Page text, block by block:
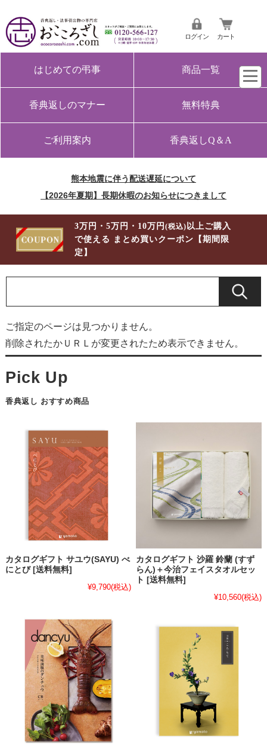
ログイン カート
はじめての弔事 商品一覧
香典返しのマナー 無料特典
ご利用案内 香典返しQ＆A
熊本地震に伴う配送遅延について
【2026年夏期】長期休暇のお知らせにつきまして
3万円・5万円・10万円(税込) 以上ご購入
で使える まとめ買いクーポン【期間限
定】
ご指定のページは見つかりません。
削除されたかＵＲＬが変更されたため表示できません。
香典返し おすすめ商品
カタログギフト サユウ(SAYU) べ
にとび [送料無料]
¥9,790(税込)
カタログギフト 沙羅 鈴蘭 (すず
らん)＋今治フェイスタオルセッ
ト [送料無料]
¥10,560(税込)